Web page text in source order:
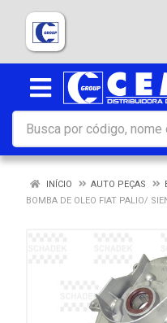
INÍCIO AUTO PEÇAS
BOMBA DE OLEO FIAT PALIO/